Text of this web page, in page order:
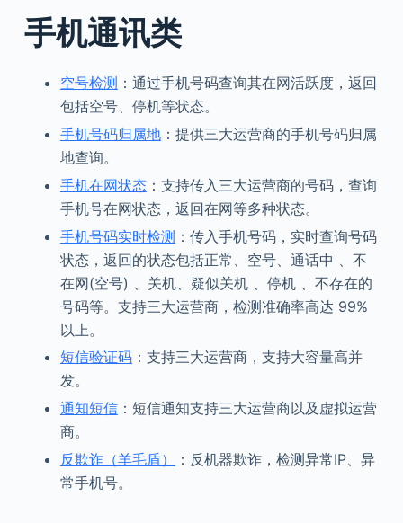
手机通讯类
空号检测 ：通过手机号码查询其在网活跃度，返回
包括空号、停机等状态。
手机号码归属地：提供三大运营商的手机号码归属
地查询。
手机在网状态：支持传入三大运营商的号码，查询
手机号在网状态，返回在网等多种状态。
手机号码实时检测 ：传入手机号码，实时查询号码
状态，返回的状态包括正常、空号、通话中 、不
在网(空号) 、关机、疑似关机 、停机 、不存在的
号码等。支持三大运营商，检测准确率高达 99%
以上。
短信验证码：支持三大运营商，支持大容量高并
发。
通知短信：短信通知支持三大运营商以及虚拟运营
商。
反欺诈（羊毛盾）
：反机器欺诈，检测异常IP、异
常手机号。